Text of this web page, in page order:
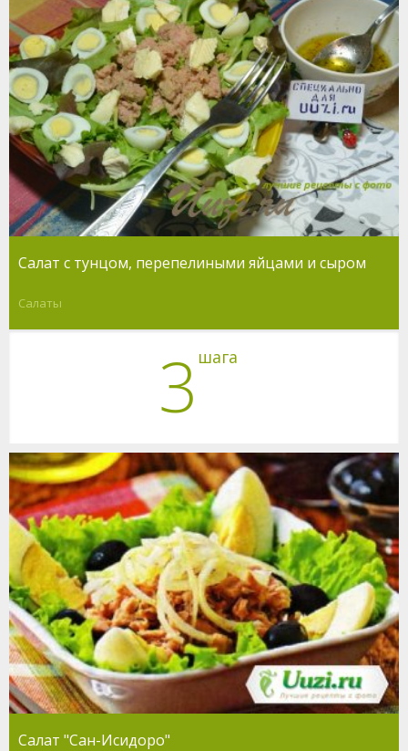
Салат с тунцом, перепелиными яйцами и сыром
Салаты
3 шага
Салат "Сан-Исидоро"